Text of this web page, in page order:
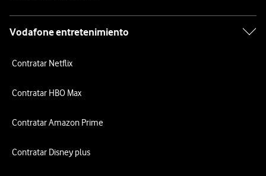
Vodafone entretenimiento
Contratar Netflix
Contratar HBO Max
Contratar Amazon Prime
Contratar Disney plus